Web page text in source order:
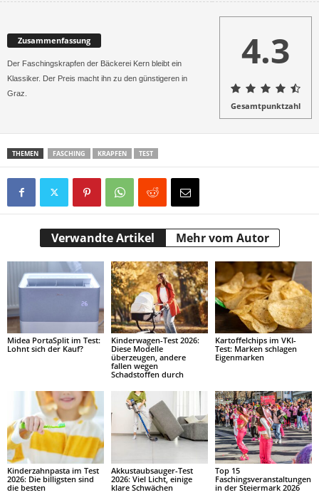
Zusammenfassung
Der Faschingskrapfen der Bäckerei Kern bleibt ein
Klassiker. Der Preis macht ihn zu den günstigeren in
Graz.
4.3
Gesamtpunktzahl
THEMEN FASCHING KRAPFEN TEST
Verwandte Artikel Mehr vom Autor
Midea PortaSplit im Test:
Lohnt sich der Kauf?
Kinderwagen-Test 2026:
Diese Modelle
überzeugen, andere
fallen wegen
Schadstoffen durch
Kartoffelchips im VKI-
Test: Marken schlagen
Eigenmarken
Kinderzahnpasta im Test
2026: Die billigsten sind
die besten
Akkustaubsauger-Test
2026: Viel Licht, einige
klare Schwächen
Top 15
Faschingsveranstaltungen
in der Steiermark 2026